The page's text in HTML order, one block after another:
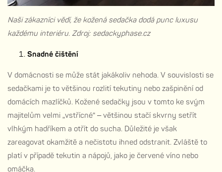
Naši zákazníci vědí, že kožená sedačka dodá punc luxusu
každému interiéru. Zdroj: sedackyphase.cz
Snadné čištění
V domácnosti se může stát jakákoliv nehoda. V souvislosti se
sedačkami je to většinou rozlití tekutiny nebo zašpinění od
domácích mazlíčků. Kožené sedačky jsou v tomto ke svým
majitelům velmi „vstřícné“ – většinou stačí skvrny setřít
vlhkým hadříkem a otřít do sucha. Důležité je však
zareagovat okamžitě a nečistotu ihned odstranit. Zvláště to
platí v případě tekutin a nápojů, jako je červené víno nebo
omáčka.